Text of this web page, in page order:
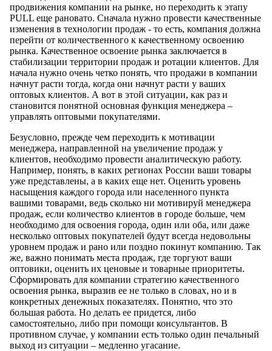
продвижения компании на рынке, но переходить к этапу
PULL еще рановато. Сначала нужно провести качественные
изменения в технологии продаж - то есть, компания должна
перейти от количественного к качественному освоению
рынка. Качественное освоение рынка заключается в
стабилизации территории продаж и ротации клиентов. Для
начала нужно очень четко понять, что продажи в компании
начнут расти тогда, когда они начнут расти у ваших
оптовых клиентов. А вот в этой ситуации, как раз и
становится понятной основная функция менеджера –
управлять оптовыми покупателями.
Безусловно, прежде чем переходить к мотивации
менеджера, направленной на увеличение продаж у
клиентов, необходимо провести аналитическую работу.
Например, понять, в каких регионах России ваши товары
уже представлены, а в каких еще нет. Оценить уровень
насыщения каждого города или населенного пункта
вашими товарами, ведь сколько ни мотивируй менеджера
продаж, если количество клиентов в городе больше, чем
необходимо для освоения города, один или оба, или даже
несколько оптовых покупателей будут всегда недовольны
уровнем продаж и рано или поздно покинут компанию. Так
же, важно понимать места продаж, где торгуют ваши
оптовики, оценить их ценовые и товарные приоритеты.
Сформировать для компании стратегию качественного
освоения рынка, выразив ее не только в словах, но и в
конкретных денежных показателях. Понятно, что это
большая работа. Но делать ее придется, либо
самостоятельно, либо при помощи консультантов. В
противном случае, у компании есть только один печальный
выход из ситуации – медленно угасание.